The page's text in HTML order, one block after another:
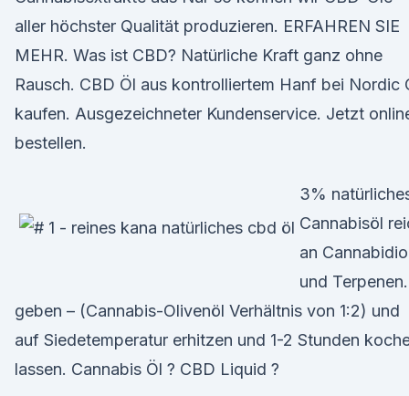
aller höchster Qualität produzieren. ERFAHREN SIE
MEHR. Was ist CBD? Natürliche Kraft ganz ohne
Rausch. CBD Öl aus kontrolliertem Hanf bei Nordic
kaufen. Ausgezeichneter Kundenservice. Jetzt
bestellen.
3%
Cannabisöl
an
und Terpenen.
geben – (Cannabis-Olivenöl Verhältnis von 1:2) und
auf Siedetemperatur erhitzen und 1-2 Stunden
lassen. Cannabis Öl ? CBD Liquid ?